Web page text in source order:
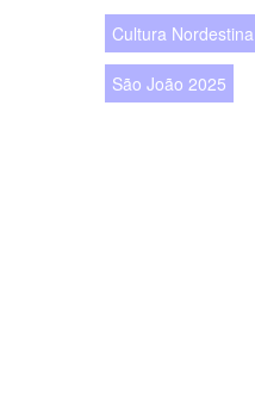
Cultura Nordestina
São João 2025